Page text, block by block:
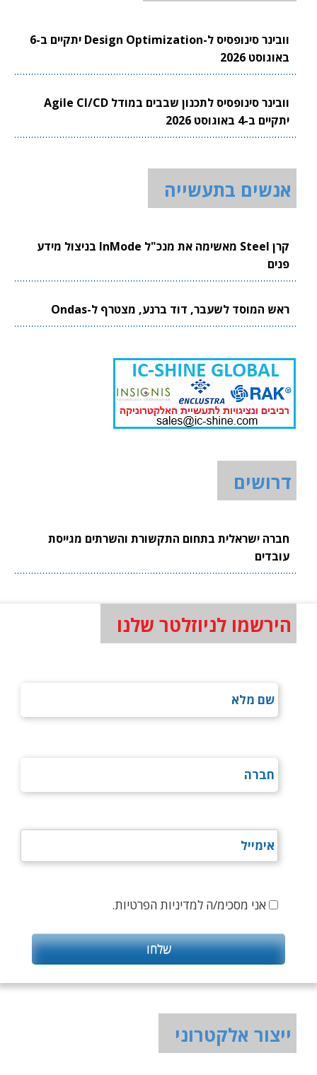
וובינר סינופסיס ל-Design Optimization יתקיים ב-6
באוגוסט 2026
וובינר סינופסיס לתכנון שבבים במודל Agile CI/CD
יתקיים ב-4 באוגוסט 2026
אנשים בתעשייה
קרן Steel מאשימה את מנכ"ל InMode בניצול מידע
פנים
ראש המוסד לשעבר, דוד ברנע, מצטרף ל-Ondas
דרושים
חברה ישראלית בתחום התקשורת והשרתים מגייסת
עובדים
הירשמו לניוזלטר שלנו
אני מסכימ/ה למדיניות הפרטיות.
ייצור אלקטרוני